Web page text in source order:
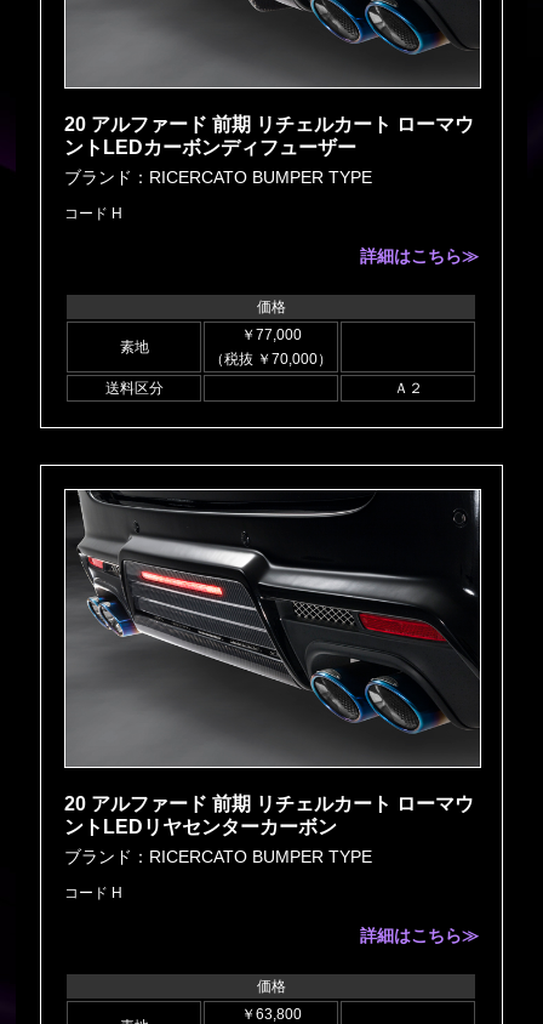
20 アルファード 前期 リチェルカート ローマウ
ントLEDカーボンディフューザー
ブランド：RICERCATO BUMPER TYPE
コード H
詳細はこちら≫
価格
素地
￥77,000
（税抜 ￥70,000）
送料区分
Ａ２
20 アルファード 前期 リチェルカート ローマウ
ントLEDリヤセンターカーボン
ブランド：RICERCATO BUMPER TYPE
コード H
詳細はこちら≫
価格
￥63,800